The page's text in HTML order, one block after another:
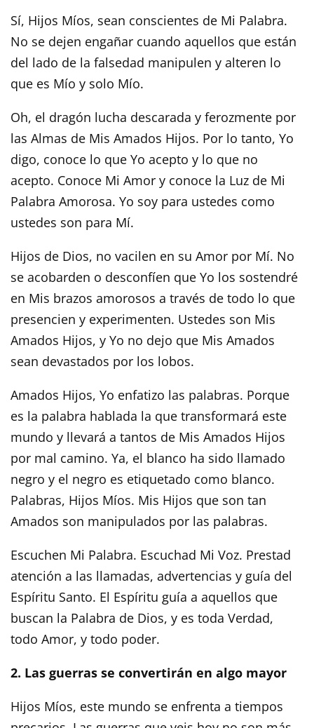
Sí, Hijos Míos, sean conscientes de Mi Palabra.
No se dejen engañar cuando aquellos que están
del lado de la falsedad manipulen y alteren lo
que es Mío y solo Mío.
Oh, el dragón lucha descarada y ferozmente por
las Almas de Mis Amados Hijos. Por lo tanto, Yo
digo, conoce lo que Yo acepto y lo que no
acepto. Conoce Mi Amor y conoce la Luz de Mi
Palabra Amorosa. Yo soy para ustedes como
ustedes son para Mí.
Hijos de Dios, no vacilen en su Amor por Mí. No
se acobarden o desconfíen que Yo los sostendré
en Mis brazos amorosos a través de todo lo que
presencien y experimenten. Ustedes son Mis
Amados Hijos, y Yo no dejo que Mis Amados
sean devastados por los lobos.
Amados Hijos, Yo enfatizo las palabras. Porque
es la palabra hablada la que transformará este
mundo y llevará a tantos de Mis Amados Hijos
por mal camino. Ya, el blanco ha sido llamado
negro y el negro es etiquetado como blanco.
Palabras, Hijos Míos. Mis Hijos que son tan
Amados son manipulados por las palabras.
Escuchen Mi Palabra. Escuchad Mi Voz. Prestad
atención a las llamadas, advertencias y guía del
Espíritu Santo. El Espíritu guía a aquellos que
buscan la Palabra de Dios, y es toda Verdad,
todo Amor, y todo poder.
2. Las guerras se convertirán en algo mayor
Hijos Míos, este mundo se enfrenta a tiempos